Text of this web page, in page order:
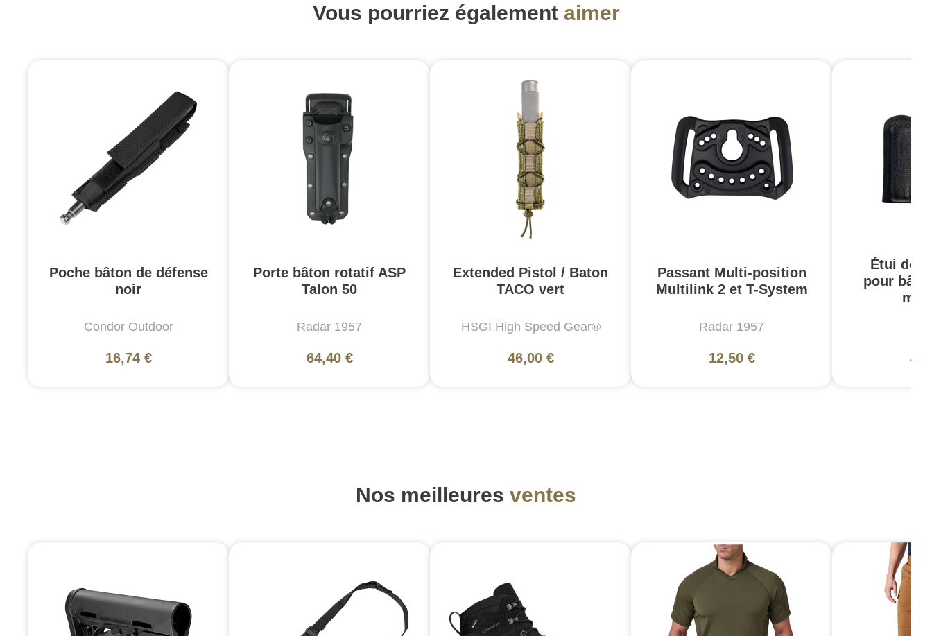
Vous pourriez également aimer
Poche bâton de défense
noir
Condor Outdoor
16,74 €
Porte bâton rotatif ASP
Talon 50
Radar 1957
64,40 €
Extended Pistol / Baton
TACO vert
HSGI High Speed Gear®
46,00 €
Passant Multi-position
Multilink 2 et T-System
Radar 1957
12,50 €
Étui
pour
Nos meilleures ventes